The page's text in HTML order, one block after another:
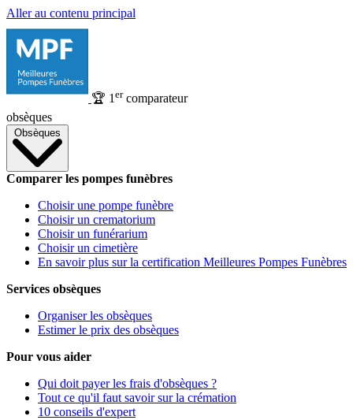
Aller au contenu principal
🏆 1 ercomparateur
obsèques
Obsèques
Comparer les pompes funèbres
Choisir une pompe funèbre
Choisir un crematorium
Choisir un funérarium
Choisir un cimetière
En savoir plus sur la certification Meilleures Pompes Funèbres
Services obsèques
Organiser les obsèques
Estimer le prix des obsèques
Pour vous aider
Qui doit payer les frais d'obsèques ?
Tout ce qu'il faut savoir sur la crémation
10 conseils d'expert